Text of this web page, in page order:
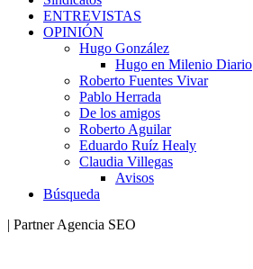
ENTREVISTAS
OPINIÓN
Hugo González
Hugo en Milenio Diario
Roberto Fuentes Vivar
Pablo Herrada
De los amigos
Roberto Aguilar
Eduardo Ruíz Healy
Claudia Villegas
Avisos
Búsqueda
| Partner Agencia SEO